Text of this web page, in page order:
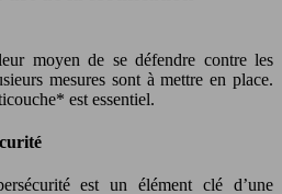
mesures sont à mettre en place.
est essentiel.